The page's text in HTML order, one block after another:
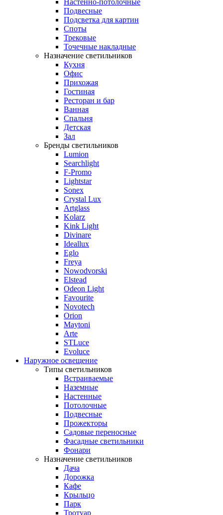
Настенно-потолочные
Подвесные
Подсветка для картин
Споты
Трековые
Точечные накладные
Назначение светильников
Кухня
Офис
Прихожая
Гостиная
Ресторан и бар
Ванная
Спальня
Детская
Зал
Бренды светильников
Lumion
Searchlight
F-Promo
Lightstar
Sonex
Crystal Lux
Artglass
Kolarz
Kink Light
Divinare
Ideallux
Eglo
Freya
Nowodvorski
Elstead
Odeon Light
Favourite
Novotech
Orion
Maytoni
Arte
STLuce
Evoluce
Наружное освещение
Типы светильников
Встраиваемые
Наземные
Настенные
Потолочные
Подвесные
Прожекторы
Садовые переносные
Фасадные светильники
Фонари
Назначение светильников
Дача
Дорожка
Кафе
Крыльцо
Парк
Тротуар